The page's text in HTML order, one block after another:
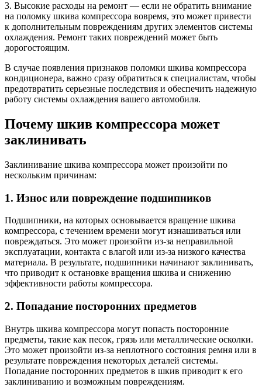
3. Высокие расходы на ремонт — если не обратить внимание
на поломку шкива компрессора вовремя, это может привести
к дополнительным повреждениям других элементов системы
охлаждения. Ремонт таких повреждений может быть
дорогостоящим.
В случае появления признаков поломки шкива компрессора
кондиционера, важно сразу обратиться к специалистам, чтобы
предотвратить серьезные последствия и обеспечить надежную
работу системы охлаждения вашего автомобиля.
Почему шкив компрессора может
заклинивать
Заклинивание шкива компрессора может произойти по
нескольким причинам:
1. Износ или повреждение подшипников
Подшипники, на которых основывается вращение шкива
компрессора, с течением времени могут изнашиваться или
повреждаться. Это может произойти из-за неправильной
эксплуатации, контакта с влагой или из-за низкого качества
материала. В результате, подшипники начинают заклинивать,
что приводит к остановке вращения шкива и снижению
эффективности работы компрессора.
2. Попадание посторонних предметов
Внутрь шкива компрессора могут попасть посторонние
предметы, такие как песок, грязь или металлические осколки.
Это может произойти из-за неплотного состояния ремня или в
результате повреждения некоторых деталей системы.
Попадание посторонних предметов в шкив приводит к его
заклиниванию и возможным повреждениям.